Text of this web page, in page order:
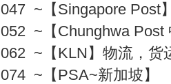
047 ~【Singapore Post
052 ~【Chunghwa Post
062 ~【KLN】物流，货
074 ~【PSA~新加坡】